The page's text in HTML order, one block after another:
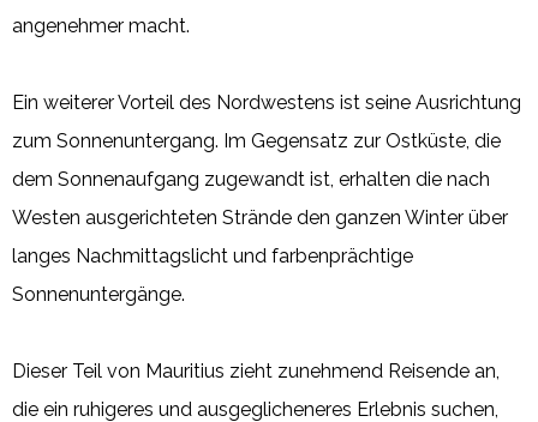
angenehmer macht.
Ein weiterer Vorteil des Nordwestens ist seine Ausrichtung
zum Sonnenuntergang. Im Gegensatz zur Ostküste, die
dem Sonnenaufgang zugewandt ist, erhalten die nach
Westen ausgerichteten Strände den ganzen Winter über
langes Nachmittagslicht und farbenprächtige
Sonnenuntergänge.
Dieser Teil von Mauritius zieht zunehmend Reisende an,
die ein ruhigeres und ausgeglicheneres Erlebnis suchen,